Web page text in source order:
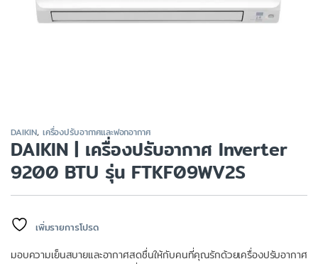
DAIKIN, เครื่องปรับอากาศและฟอกอากาศ
DAIKIN | เครื่องปรับอากาศ Inverter
9200 BTU รุ่น FTKF09WV2S
เพิ่มรายการโปรด
มอบความเย็นสบายและอากาศสดชื่นให้กับคนที่คุณรักด้วยเครื่องปรับอากาศ